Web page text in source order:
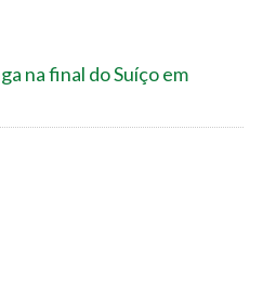
na final do Suíço em